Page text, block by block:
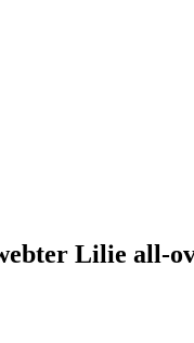
Lilie all-